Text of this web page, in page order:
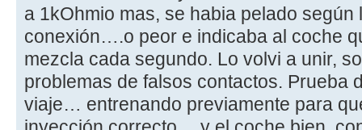
a 1kOhmio mas, se habia pelado
conexión….o peor e indicaba al coche
mezcla cada segundo. Lo volvi a unir,
problemas de falsos contactos. Prueba
viaje… entrenando previamente para